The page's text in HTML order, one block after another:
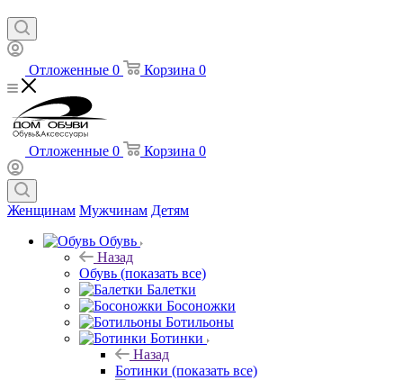
Отложенные 0 Корзина 0
Отложенные 0 Корзина 0
Женщинам Мужчинам Детям
Обувь
Назад
Обувь (показать все)
Балетки
Босоножки
Ботильоны
Ботинки
Назад
Ботинки (показать все)